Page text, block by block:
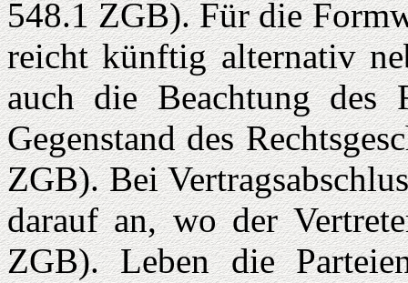
548.1 ZGB). Für die
reicht künftig alternativ
auch die Beachtung des
Gegenstand des
ZGB). Bei
darauf an, wo der
ZGB). Leben die